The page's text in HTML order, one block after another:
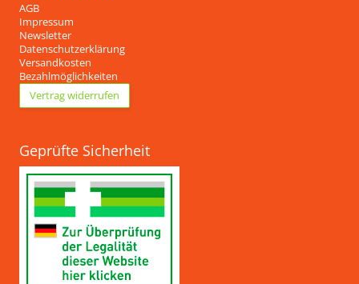
AGB
Impressum
Newsletter
Datenschutzerklärung
Versandkosten
Bezahlmöglichkeiten
Vertrag widerrufen
Geprüfte Sicherheit